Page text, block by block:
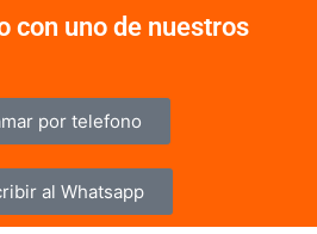
con uno de nuestros
por telefono
al Whatsapp